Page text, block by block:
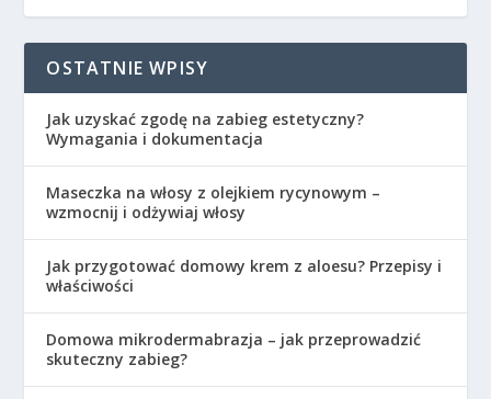
OSTATNIE WPISY
Jak uzyskać zgodę na zabieg estetyczny?
Wymagania i dokumentacja
Maseczka na włosy z olejkiem rycynowym –
wzmocnij i odżywiaj włosy
Jak przygotować domowy krem z aloesu? Przepisy i
właściwości
Domowa mikrodermabrazja – jak przeprowadzić
skuteczny zabieg?